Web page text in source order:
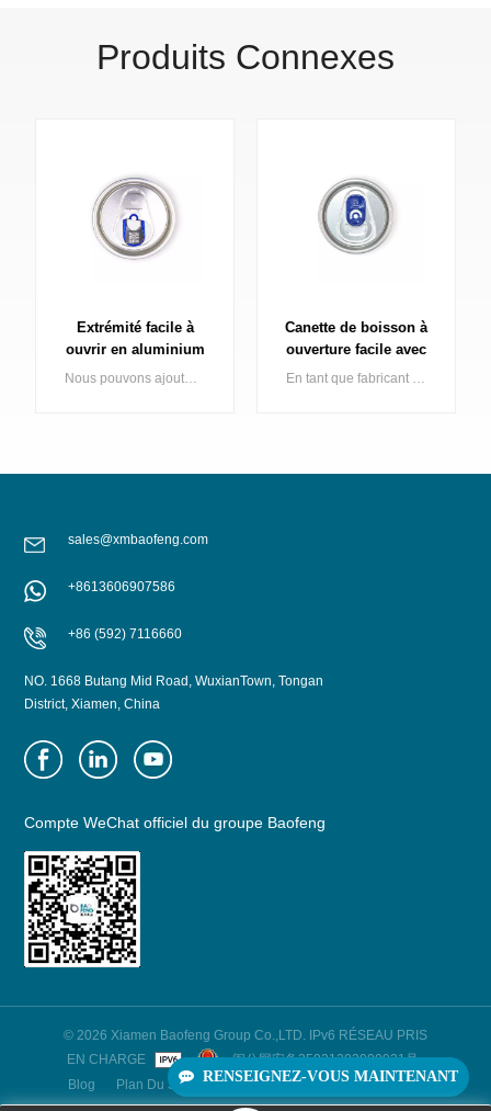
RENSEIGNEZ-VOUS MAINTENANT
Produits Connexes
Extrémité facile à
ouvrir en aluminium
2PC avec code QRNous pouvons ajouter un code QR personnalisé requis à l'intérieur ou à l'extérieur de l'onglet 200/202/SOT/RPT/SOE/LOE, ce qui facilite le suivi de l'enregistrement de production en cas de problème de qualité ; ainsi qu'une excellente méthode de promotion.
Canette de boisson à
ouverture facile avec
QR gravé au laser pour
En tant que fabricant leader de couvercles à ouverture facile en aluminium en Chine, Baofeng propose une gamme complète de couvercles de canettes en aluminium de qualité supérieure (également appelés couvercles).
sales@xmbaofeng.com
+8613606907586
+86 (592) 7116660
NO. 1668 Butang Mid Road, WuxianTown, Tongan
District, Xiamen, China
Compte WeChat officiel du groupe Baofeng
© 2026 Xiamen Baofeng Group Co.,LTD. IPv6 RÉSEAU PRIS
EN CHARGE
闽公网安备35021202000921号
Blog
Plan Du Site XML Politique De Confidentialité